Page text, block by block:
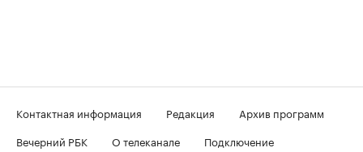
Контактная информация Редакция
Архив программ
Вечерний РБК
О телеканале
Подключение